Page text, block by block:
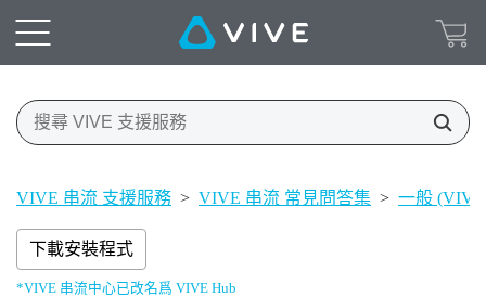
VIVE 串流 支援服務 > VIVE 串流 常見問答集 > 一般
下載安裝程式
*VIVE 串流中心已改名爲 VIVE Hub